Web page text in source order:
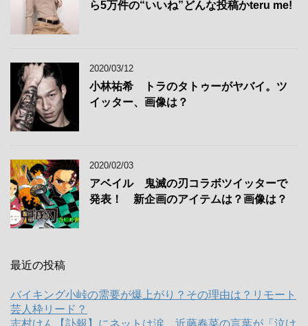
ら5万件の“いいね”どんな投稿かteru me!
2020/03/12
小林祐希 トラのタトゥーがヤバイ。ツ
イッター、画像は？
2020/02/03
アベイル 鬼滅の刃コラボツイッターで
発表！ 新企画のアイテムは？画像は？
最近の投稿
バイキング小峠の需要が爆上がり？その理由は？リモート
芸人枠リード？
志村けん【訃報】にネットは涙 近藤春菜の言葉が「泣け